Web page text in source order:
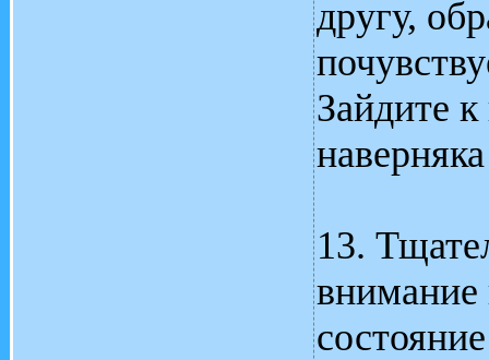
другу,
Зайдите
13.
внимание